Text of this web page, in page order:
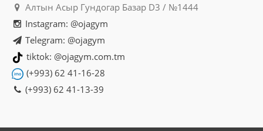
Алтын Асыр Гундогар Базар D3 / №1444
Instagram: @ojagym
Telegram: @ojagym
tiktok: @ojagym.com.tm
(+993) 62 41-16-28
(+993) 62 41-13-39